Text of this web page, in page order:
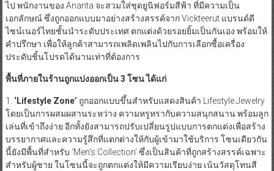
ไป พนักงานของ Ananta จะสวมใส่ชุดยูนิฟอร์มสีฟ้า ที่มีความเป็น
เอกลักษณ์ ซึ่งถูกออกแบบมาอย่างสร้างสรรค์จาก Vickteerut แบรนด์ดี
ไซน์เนอร์ไทยชั้นนำระดับประเทศ ตกแต่งด้วยรอยยิ้มเป็นกันเอง พร้อมให้
คำปรึกษา เพื่อให้ลูกค้าสามารถเพลิดเพลินไปกับการเลือกซื้อเครื่อง
ประดับชิ้นโปรดได้นานเท่าที่ต้องการ
พื้นที่ภายในร้านถูกแบ่งออกเป็น 3 โซน ได้แก่
1. ‘Lifestyle Zone’ ถูกออกแบบขึ้นสำหรับแสดงสินค้า Lifestyle Jewelry
โดยเป็นการผสมผสานระหว่าง ความหรูหรากับความสนุกสนาน พร้อมลูก
เล่นที่เข้าถึงง่าย อีกทั้งยังสามารถปรับเปลี่ยนรูปแบบการตกแต่งเพื่อสร้าง
บรรยากาศและความรู้สึกที่แตกต่างให้กับผู้เข้ามาใช้บริการ โซนเดียวกัน
นี้ยังมีพื้นที่สำหรับ ‘Men’s Collection’ ซึ่งเป็นสินค้าที่ถูกสร้างสรรค์เฉพาะ
สำหรับผู้ชาย ในโซนนี้จะถูกตกแต่งให้มีความเรียบง่าย เน้นวัสดุโทนสี